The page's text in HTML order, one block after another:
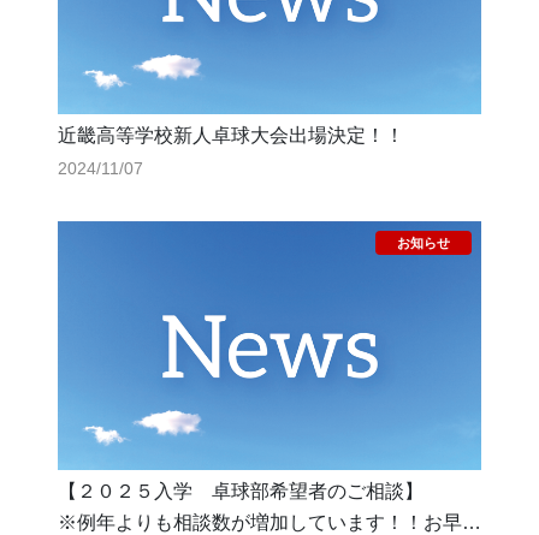
近畿高等学校新人卓球大会出場決定！！
2024/11/07
【２０２５入学 卓球部希望者のご相談】
※例年よりも相談数が増加しています！！お早め